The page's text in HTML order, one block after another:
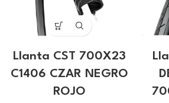
Llanta CST 700X23
C1406 CZAR NEGRO
ROJO